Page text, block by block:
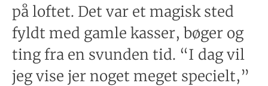
på loftet. Det var et magisk sted
fyldt med gamle kasser, bøger og
ting fra en svunden tid. “I dag vil
jeg vise jer noget meget specielt,”